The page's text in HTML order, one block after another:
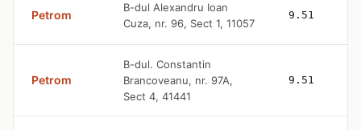
Petrom
B-dul Alexandru Ioan
Cuza, nr. 96, Sect 1, 11057
9.51
Petrom
B-dul. Constantin
Brancoveanu, nr. 97A,
Sect 4, 41441
9.51